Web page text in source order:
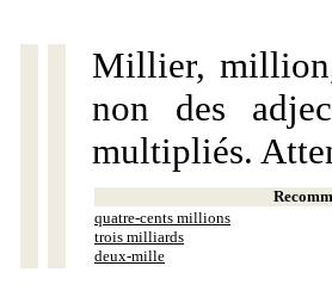
Millier,
non des
multipliés.
quatre-cents millions
trois milliards
deux-mille